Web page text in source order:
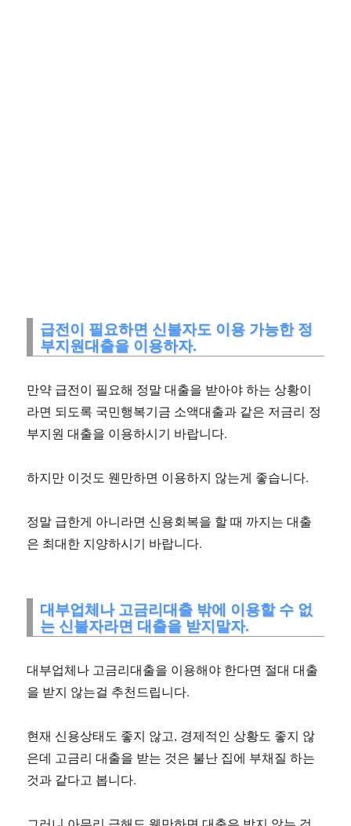
급전이 필요하면 신불자도 이용 가능한 정
부지원대출을 이용하자.
만약 급전이 필요해 정말 대출을 받아야 하는 상황이
라면 되도록 국민행복기금 소액대출과 같은 저금리 정
부지원 대출을 이용하시기 바랍니다.
하지만 이것도 웬만하면 이용하지 않는게 좋습니다.
정말 급한게 아니라면 신용회복을 할 때 까지는 대출
은 최대한 지양하시기 바랍니다.
대부업체나 고금리대출 밖에 이용할 수 없
는 신불자라면 대출을 받지말자.
대부업체나 고금리대출을 이용해야 한다면 절대 대출
을 받지 않는걸 추천드립니다.
현재 신용상태도 좋지 않고, 경제적인 상황도 좋지 않
은데 고금리 대출을 받는 것은 불난 집에 부채질 하는
것과 같다고 봅니다.